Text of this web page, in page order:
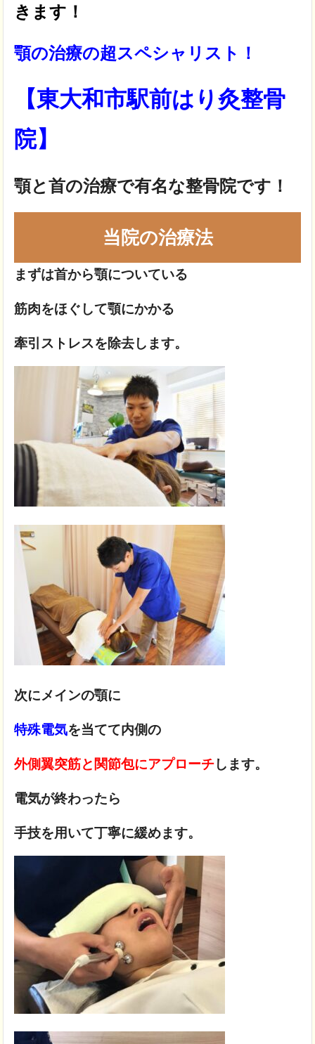
きます！
顎の治療の超スペシャリスト！
【東大和市駅前はり灸整骨
院】
顎と首の治療で有名な整骨院です！
当院の治療法
まずは首から顎についている
筋肉をほぐして顎にかかる
牽引ストレスを除去します。
次にメインの顎に
特殊電気を当てて内側の
外側翼突筋と関節包にアプローチします。
電気が終わったら
手技を用いて丁寧に緩めます。